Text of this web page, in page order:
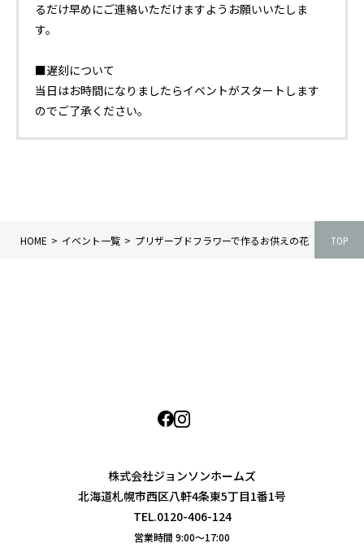
るだけ早めにご連絡いただけますようお願いいたしま
す。
■遅刻について
当日はお時間になりましたらイベントがスタートします
のでご了承ください。
HOME イベント一覧 プリザーブドフラワーで作るお供えの花 TOP
株式会社ジョンソンホームズ
北海道札幌市西区八軒4条東5丁目1番1号
TEL.0120-406-124
営業時間 9:00〜17:00